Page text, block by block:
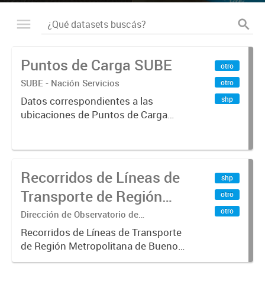
Puntos de Carga SUBE
SUBE - Nación Servicios
Datos correspondientes a las
ubicaciones de Puntos de Carga
otro
otro
shp
Recorridos de Líneas de
Transporte de Región
Metropolitana de
Buenos Aires (RMBA)
Dirección de Observatorio de
Transporte, Estudio y Sistemas
Recorridos de Líneas de Transporte
de Región Metropolitana de Buenos
Aires (RMBA).-
shp
otro
otro